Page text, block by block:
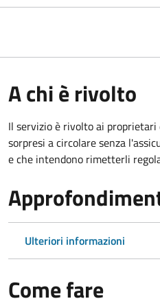
A chi è rivolto
Il servizio è rivolto ai
sorpresi a circolare senza
e che intendono rimetterli
Ulteriori informazioni
Come fare